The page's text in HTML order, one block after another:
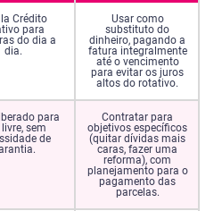
Crédito
para
do dia a
dia.
Usar como
substituto do
dinheiro, pagando a
fatura integralmente
até o vencimento
para evitar os juros
altos do rotativo.
para
sem
de
Contratar para
objetivos específicos
(quitar dívidas mais
caras, fazer uma
reforma), com
planejamento para o
pagamento das
parcelas.